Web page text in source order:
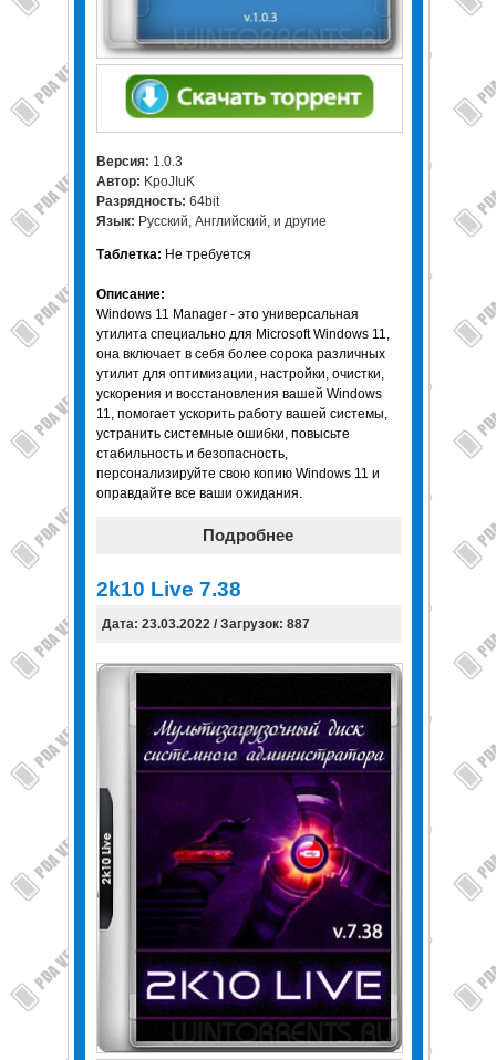
Версия: 1.0.3
Автор: KpoJIuK
Разрядность: 64bit
Язык: Русский, Английский, и другие
Таблетка: Не требуется
Описание:
Windows 11 Manager - это универсальная
утилита специально для Microsoft Windows 11,
она включает в себя более сорока различных
утилит для оптимизации, настройки, очистки,
ускорения и восстановления вашей Windows
11, помогает ускорить работу вашей системы,
устранить системные ошибки, повысьте
стабильность и безопасность,
персонализируйте свою копию Windows 11 и
оправдайте все ваши ожидания.
Подробнее
2k10 Live 7.38
Дата: 23.03.2022 / Загрузок: 887